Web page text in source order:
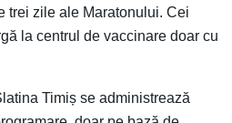
trei zile ale Maratonului. Cei
la centrul de vaccinare doar cu
Timiș se administrează